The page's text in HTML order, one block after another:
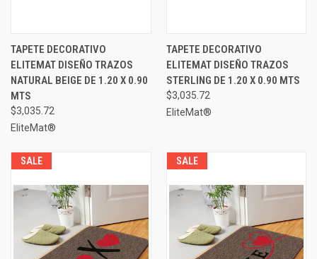
TAPETE DECORATIVO
ELITEMAT DISEÑO TRAZOS
NATURAL BEIGE DE 1.20 X 0.90
MTS
$3,035.72
EliteMat®
TAPETE DECORATIVO
ELITEMAT DISEÑO TRAZOS
STERLING DE 1.20 X 0.90 MTS
$3,035.72
EliteMat®
SALE SALE